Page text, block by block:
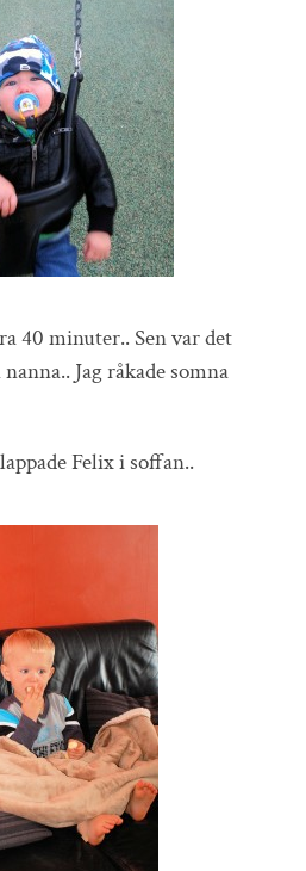
40 minuter.. Sen var det
Jag råkade somna
Felix i soffan..